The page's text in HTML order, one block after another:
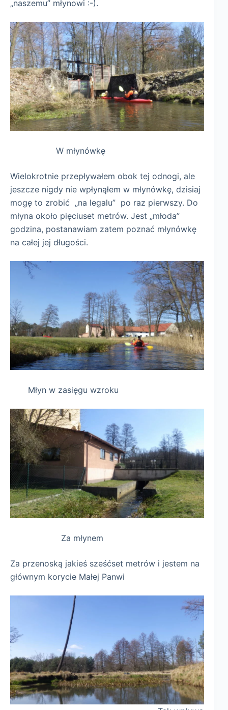
„naszemu” młynowi :-).
W młynówkę
Wielokrotnie przepływałem obok tej odnogi, ale
jeszcze nigdy nie wpłynąłem w młynówkę, dzisiaj
mogę to zrobić „na legalu” po raz pierwszy. Do
młyna około pięciuset metrów. Jest „młoda”
godzina, postanawiam zatem poznać młynówkę
na całej jej długości.
Młyn w zasięgu wzroku
Za młynem
Za przenoską jakieś sześćset metrów i jestem na
głównym korycie Małej Panwi